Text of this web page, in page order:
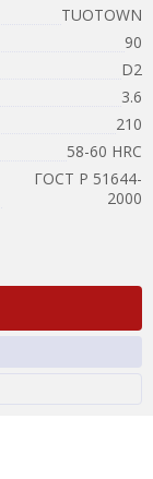
TUOTOWN
90
D2
3.6
210
58-60 HRC
ГОСТ Р 51644-
2000